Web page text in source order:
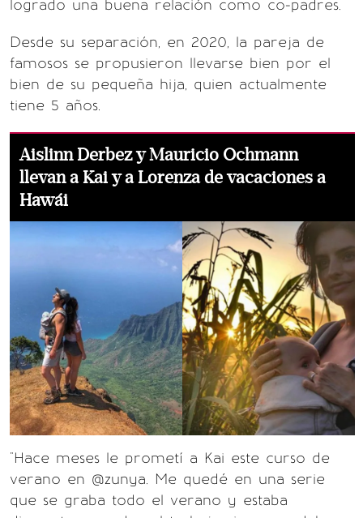
logrado una buena relación como co-padres.
Desde su separación, en 2020, la pareja de
famosos se propusieron llevarse bien por el
bien de su pequeña hija, quien actualmente
tiene 5 años.
Aislinn Derbez y Mauricio Ochmann
llevan a Kai y a Lorenza de vacaciones a
Hawái
"Hace meses le prometí a Kai este curso de
verano en @zunya. Me quedé en una serie
que se graba todo el verano y estaba